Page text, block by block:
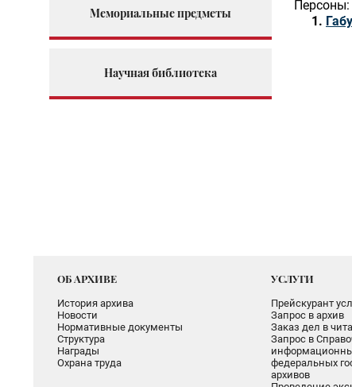
Мемориальные предметы
Научная библиотека
Персоны:
ОБ АРХИВЕ
История архива
Новости
Нормативные документы
Структура
Награды
Охрана труда
УСЛУГИ
Прейскурант
Запрос в архив
Заказ дел в
Запрос в
федеральных
архивов